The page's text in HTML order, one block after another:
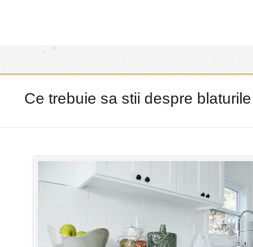
Ce trebuie sa stii despre